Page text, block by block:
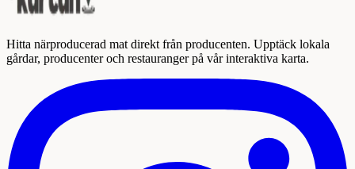
Hitta närproducerad mat direkt från producenten. Upptäck lokala
gårdar, producenter och restauranger på vår interaktiva karta.